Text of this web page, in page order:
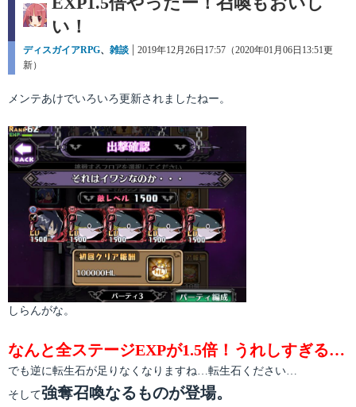
い！
カ
テ
リ
ディスガイアRPG、 雑談
投
2019年12月26日17:57（2020年01月06日13:51更
新）
メンテあけでいろいろ更新されましたねー。
しらんがな。
なんと全ステージEXPが1.5倍！うれしすぎる…
でも逆に転生石が足りなくなりますね…転生石ください…
そして強奪召喚なるものが登場。